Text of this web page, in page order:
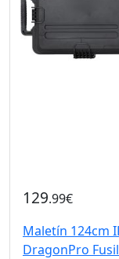
129.99€
Maletín 124cm
DragonPro